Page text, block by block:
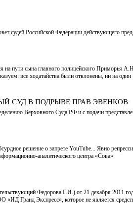
судей Российской Федерации действующего
на пути сына главного полицейского
все ходатайства были отклонены, ни на
СУД В ПОДРЫВЕ ПРАВ ЭВЕНКОВ
Верховного Суда РФ и с подачи
решение о запрете YouTube... Явно
аналитического центра «Сова»
Федорова Г.И.) от 21 декабря
Гранд Экспресс», которое не является